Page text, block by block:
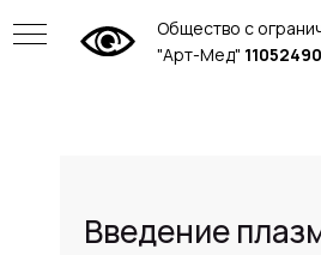
Общество с
"Арт-Мед"
Введение